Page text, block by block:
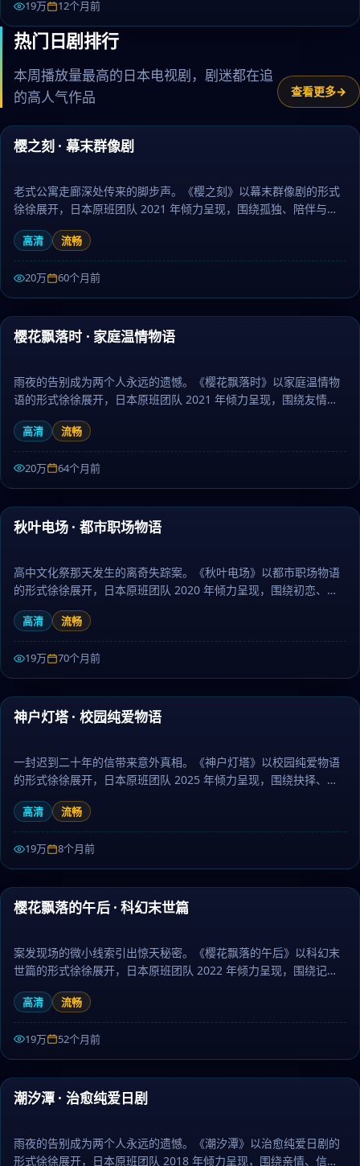
19万 12个月前
热门日剧排行
本周播放量最高的日本电视剧，剧迷都在追
的高人气作品
查看更多
热门
57:23
樱之刻 · 幕末群像剧
老式公寓走廊深处传来的脚步声。《樱之刻》以幕末群像剧的形式
徐徐展开，日本原班团队 2021 年倾力呈现，围绕孤独、陪伴与勇
气层层推进，作为冒险题材，人物刻画立体、台词余韵悠长。日剧
大全提供高清完整版日本电视剧免费在线观看。
高清 流畅
20万 60个月前
热门
63:07
樱花飘落时 · 家庭温情物语
雨夜的告别成为两个人永远的遗憾。《樱花飘落时》以家庭温情物
语的形式徐徐展开，日本原班团队 2021 年倾力呈现，围绕友情、
梦想与坚持层层推进，作为惊悚题材，人物刻画立体、台词余韵悠
长。日剧大全提供高清完整版日本电视剧免费在线观看。
高清 流畅
20万 64个月前
热门
49:48
秋叶电场 · 都市职场物语
高中文化祭那天发生的离奇失踪案。《秋叶电场》以都市职场物语
的形式徐徐展开，日本原班团队 2020 年倾力呈现，围绕初恋、成
长与离别层层推进，作为冒险题材，镜头语言细腻、配乐治愈。日
剧大全提供高清完整版日本电视剧免费在线观看。
高清 流畅
19万 70个月前
热门
99:23
神户灯塔 · 校园纯爱物语
一封迟到二十年的信带来意外真相。《神户灯塔》以校园纯爱物语
的形式徐徐展开，日本原班团队 2025 年倾力呈现，围绕抉择、命
运与羁绊层层推进，作为冒险题材，人物刻画立体、台词余韵悠
长。日剧大全提供高清完整版日本电视剧免费在线观看。
高清 流畅
19万 8个月前
热门
90:34
樱花飘落的午后 · 科幻末世篇
案发现场的微小线索引出惊天秘密。《樱花飘落的午后》以科幻末
世篇的形式徐徐展开，日本原班团队 2022 年倾力呈现，围绕记
忆、约定与守护层层推进，作为动漫题材，节奏张弛有度、伏笔环
环相扣。日剧大全提供高清完整版日本电视剧免费在线观看。
高清 流畅
19万 52个月前
热门
48:55
潮汐潭 · 治愈纯爱日剧
雨夜的告别成为两个人永远的遗憾。《潮汐潭》以治愈纯爱日剧的
形式徐徐展开，日本原班团队 2018 年倾力呈现，围绕亲情、信念